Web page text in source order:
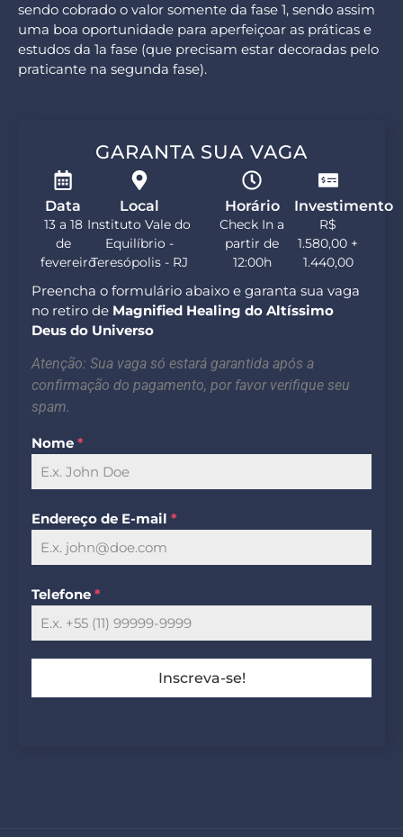
sendo cobrado o valor somente da fase 1, sendo assim
uma boa oportunidade para aperfeiçoar as práticas e
estudos da 1a fase (que precisam estar decoradas pelo
praticante na segunda fase).
GARANTA SUA VAGA
Data
13 a 18
de
fevereiro
Local
Instituto Vale do
Equilíbrio -
Teresópolis - RJ
Horário
Check In a
partir de
12:00h
Investimento
R$
1.580,00 +
1.440,00
Preencha o formulário abaixo e garanta sua vaga
no retiro de Magnified Healing do Altíssimo
Deus do Universo
Atenção: Sua vaga só estará garantida após a
confirmação do pagamento, por favor verifique seu
spam.
Nome *
Endereço de E-mail *
Telefone *
Inscreva-se!